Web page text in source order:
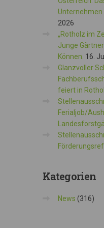
Unternehmen
2026
„Rotholz im
Junge
Können. 16.
Glanzvoller
feiert in
Ferialjob/
Kategorien
News (316)